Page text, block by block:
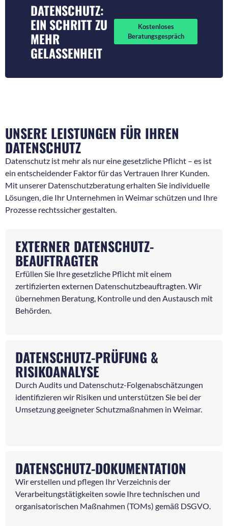
DATENSCHUTZ:
EIN SCHRITT ZU
MEHR
GELASSENHEIT
Kostenloses
Beratungsgespräch
UNSERE LEISTUNGEN FÜR IHREN
DATENSCHUTZ
Datenschutz ist mehr als nur eine gesetzliche Pflicht – es ist
ein entscheidender Faktor für das Vertrauen Ihrer Kunden.
Mit unserer Datenschutzberatung erhalten Sie individuelle
Lösungen, die Ihr Unternehmen in Weimar schützen und Ihre
Prozesse rechtssicher gestalten.
EXTERNER DATENSCHUTZ-
BEAUFTRAGTER
Erfüllen Sie Ihre gesetzliche Pflicht mit einem
zertifizierten externen Datenschutzbeauftragten. Wir
übernehmen Beratung, Kontrolle und den Austausch mit
Behörden.
DATENSCHUTZ-PRÜFUNG &
RISIKOANALYSE
Durch Audits und Datenschutz-Folgenabschätzungen
identifizieren wir Risiken und unterstützen Sie bei der
Umsetzung geeigneter Schutzmaßnahmen in Weimar.
DATENSCHUTZ-DOKUMENTATION
Wir erstellen und pflegen Ihr Verzeichnis der
Verarbeitungstätigkeiten sowie Ihre technischen und
organisatorischen Maßnahmen (TOMs) gemäß DSGVO.